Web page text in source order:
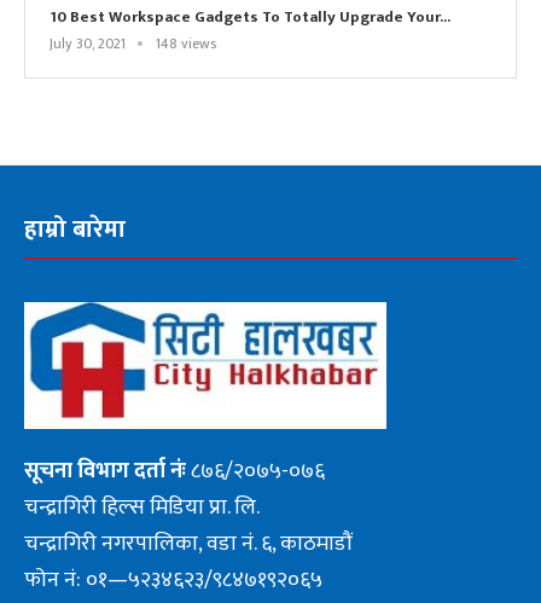
10 Best Workspace Gadgets To Totally Upgrade Your...
July 30, 2021 148 views
हाम्रो बारेमा
सूचनाविभाग दर्ता नंः८७६/२०७५-०७६
चन्द्रागिरी हिल्स मिडिया प्रा. लि.
चन्द्रागिरी नगरपालिका, वडा नं. ६, काठमाडौं
फोन नं: ०१—५२३४६२३/९८४७१९२०६५